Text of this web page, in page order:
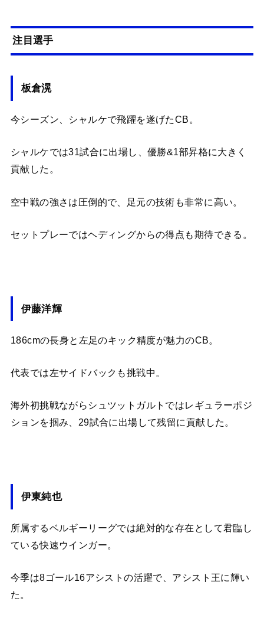
注目選手
板倉滉
今シーズン、シャルケで飛躍を遂げたCB。
シャルケでは31試合に出場し、優勝&1部昇格に大きく
貢献した。
空中戦の強さは圧倒的で、足元の技術も非常に高い。
セットプレーではヘディングからの得点も期待できる。
伊藤洋輝
186cmの長身と左足のキック精度が魅力のCB。
代表では左サイドバックも挑戦中。
海外初挑戦ながらシュツットガルトではレギュラーポジ
ションを掴み、29試合に出場して残留に貢献した。
伊東純也
所属するベルギーリーグでは絶対的な存在として君臨し
ている快速ウインガー。
今季は8ゴール16アシストの活躍で、アシスト王に輝い
た。